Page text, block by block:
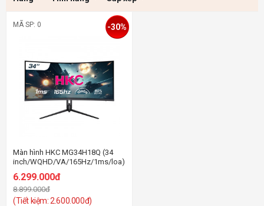
MÃ SP: 0
Màn hình HKC MG34H18Q (34
inch/WQHD/VA/165Hz/1ms/loa)
6.299.000đ
8.899.000đ
(Tiết kiệm: 2.600.000đ)
-30%